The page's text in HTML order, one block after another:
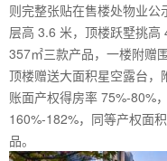
则完整张贴在售楼处物业
层高 3.6 米，顶楼跃墅挑高
357㎡三款产品，一楼附赠
顶楼赠送大面积星空露台
账面产权得房率 75%-80%
160%-182%，同等产权面
品。